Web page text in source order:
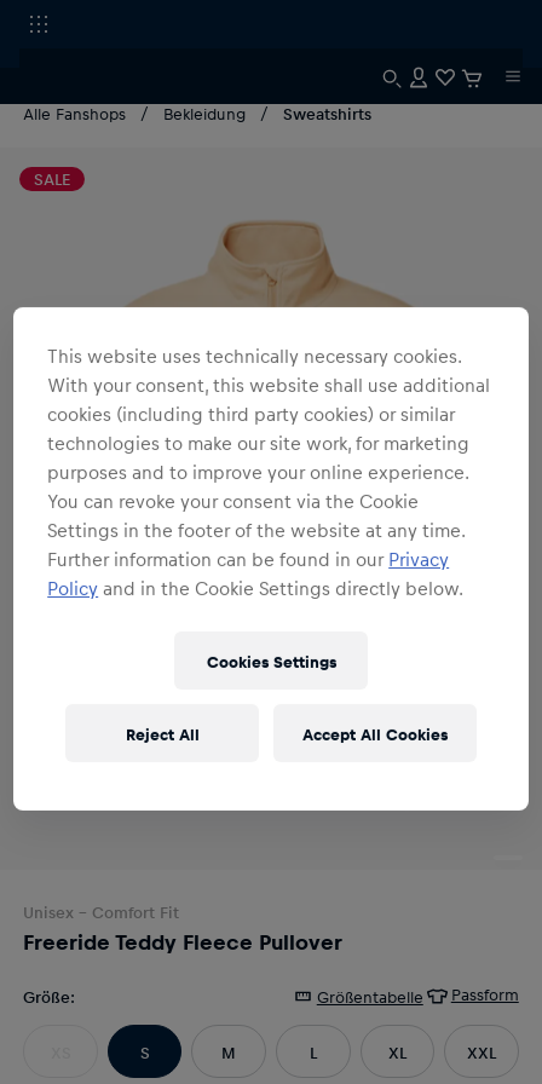
Alle Fanshops Bekleidung Sweatshirts
SALE
Unisex - Comfort Fit
Freeride Teddy Fleece Pullover
Größe: Größentabelle Passform
S M L XL XXL
This website uses technically necessary cookies.
With your consent, this website shall use additional
cookies (including third party cookies) or similar
technologies to make our site work, for marketing
purposes and to improve your online experience.
You can revoke your consent via the Cookie
Settings in the footer of the website at any time.
Further information can be found in our Privacy
Policy and in the Cookie Settings directly below.
Cookies Settings
Reject All Accept All Cookies